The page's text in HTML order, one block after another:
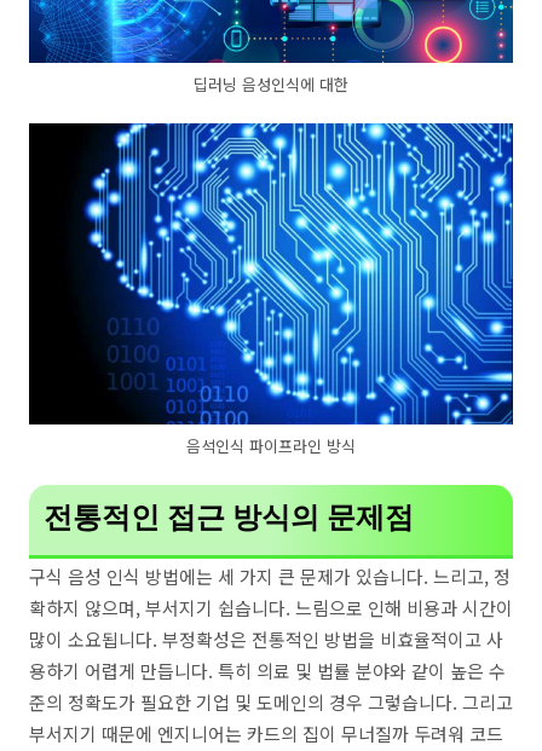
딥러닝 음성인식에 대한
음석인식 파이프라인 방식
전통적인 접근 방식의 문제점
구식 음성 인식 방법에는 세 가지 큰 문제가 있습니다. 느리고, 정
확하지 않으며, 부서지기 쉽습니다. 느림으로 인해 비용과 시간이
많이 소요됩니다. 부정확성은 전통적인 방법을 비효율적이고 사
용하기 어렵게 만듭니다. 특히 의료 및 법률 분야와 같이 높은 수
준의 정확도가 필요한 기업 및 도메인의 경우 그렇습니다. 그리고
부서지기 때문에 엔지니어는 카드의 집이 무너질까 두려워 코드